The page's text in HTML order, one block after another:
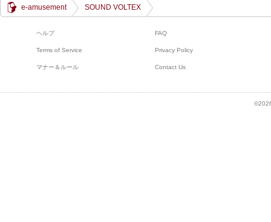
e-amusement SOUND VOLTEX
ヘルプ FAQ
Terms of Service Privacy Policy
マナー＆ルール Contact Us